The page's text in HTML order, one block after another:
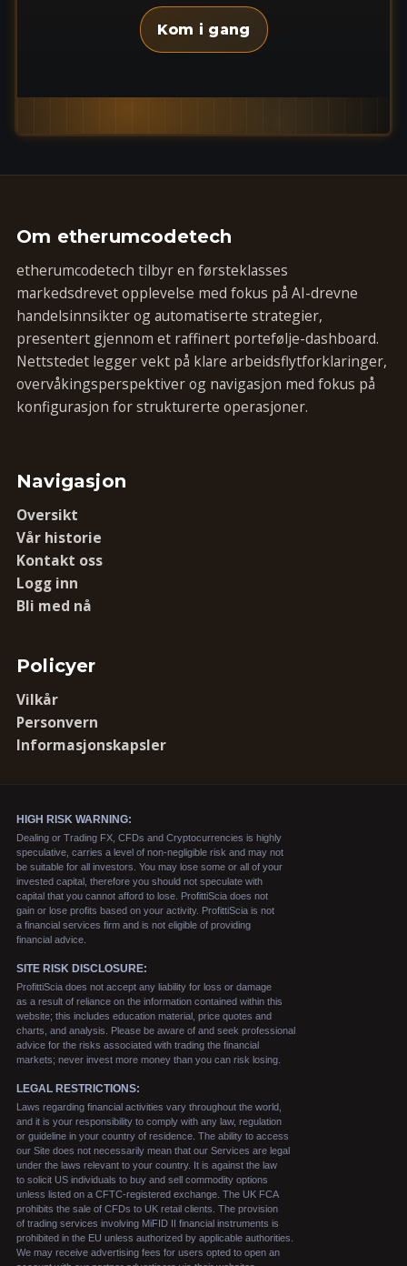
Kom i gang
Om etherumcodetech
etherumcodetech tilbyr en førsteklasses
markedsdrevet opplevelse med fokus på AI-drevne
handelsinnsikter og automatiserte strategier,
presentert gjennom et raffinert portefølje-dashboard.
Nettstedet legger vekt på klare arbeidsflytforklaringer,
overvåkingsperspektiver og navigasjon med fokus på
konfigurasjon for strukturerte operasjoner.
Navigasjon
Oversikt
Vår historie
Kontakt oss
Logg inn
Bli med nå
Policyer
Vilkår
Personvern
Informasjonskapsler